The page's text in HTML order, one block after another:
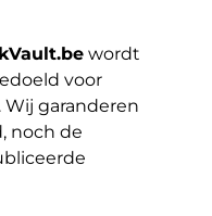
wordt
voor
garanderen
noch de